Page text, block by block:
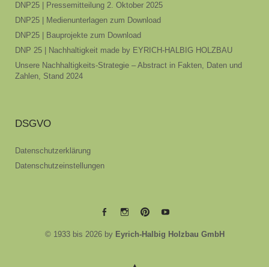
DNP25 | Pressemitteilung 2. Oktober 2025
DNP25 | Medienunterlagen zum Download
DNP25 | Bauprojekte zum Download
DNP 25 | Nachhaltigkeit made by EYRICH-HALBIG HOLZBAU
Unsere Nachhaltigkeits-Strategie – Abstract in Fakten, Daten und
Zahlen, Stand 2024
DSGVO
Datenschutzerklärung
Datenschutzeinstellungen
EYRICH-EYRICH-EYRICH-EYRICH-
© 1933 bis 2026 by Eyrich-Halbig Holzbau GmbH